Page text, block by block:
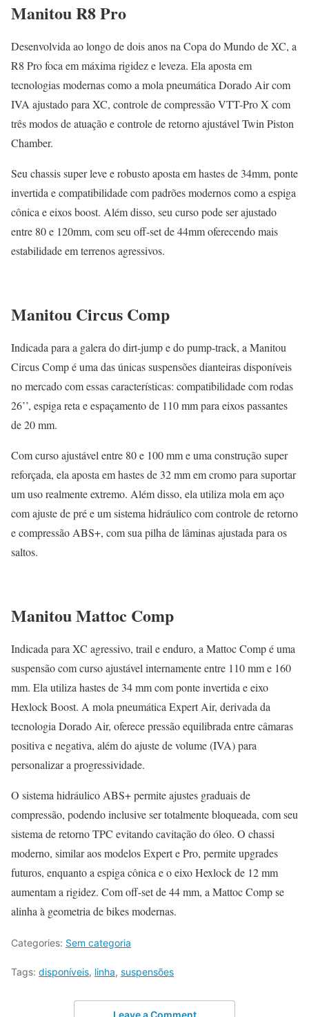
Manitou R8 Pro
Desenvolvida ao longo de dois anos na Copa do Mundo de XC, a
R8 Pro foca em máxima rigidez e leveza. Ela aposta em
tecnologias modernas como a mola pneumática Dorado Air com
IVA ajustado para XC, controle de compressão VTT-Pro X com
três modos de atuação e controle de retorno ajustável Twin Piston
Chamber.
Seu chassis super leve e robusto aposta em hastes de 34mm, ponte
invertida e compatibilidade com padrões modernos como a espiga
cônica e eixos boost. Além disso, seu curso pode ser ajustado
entre 80 e 120mm, com seu off-set de 44mm oferecendo mais
estabilidade em terrenos agressivos.
Manitou Circus Comp
Indicada para a galera do dirt-jump e do pump-track, a Manitou
Circus Comp é uma das únicas suspensões dianteiras disponíveis
no mercado com essas características: compatibilidade com rodas
26’’, espiga reta e espaçamento de 110 mm para eixos passantes
de 20 mm.
Com curso ajustável entre 80 e 100 mm e uma construção super
reforçada, ela aposta em hastes de 32 mm em cromo para suportar
um uso realmente extremo. Além disso, ela utiliza mola em aço
com ajuste de pré e um sistema hidráulico com controle de retorno
e compressão ABS+, com sua pilha de lâminas ajustada para os
saltos.
Manitou Mattoc Comp
Indicada para XC agressivo, trail e enduro, a Mattoc Comp é uma
suspensão com curso ajustável internamente entre 110 mm e 160
mm. Ela utiliza hastes de 34 mm com ponte invertida e eixo
Hexlock Boost. A mola pneumática Expert Air, derivada da
tecnologia Dorado Air, oferece pressão equilibrada entre câmaras
positiva e negativa, além do ajuste de volume (IVA) para
personalizar a progressividade.
O sistema hidráulico ABS+ permite ajustes graduais de
compressão, podendo inclusive ser totalmente bloqueada, com seu
sistema de retorno TPC evitando cavitação do óleo. O chassi
moderno, similar aos modelos Expert e Pro, permite upgrades
futuros, enquanto a espiga cônica e o eixo Hexlock de 12 mm
aumentam a rigidez. Com off-set de 44 mm, a Mattoc Comp se
alinha à geometria de bikes modernas.
Categories: Sem categoria
Tags: disponíveis, linha, suspensões
Leave a Comment